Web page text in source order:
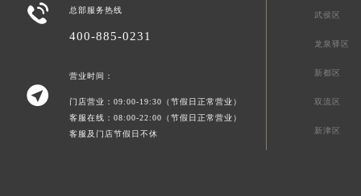
 总部服务热线
400-885-0231

营业时间：
门店营业：09:00-19:30（节假日正常营业）
客服在线：08:00-22:00（节假日正常营业）
客服及门店节假日不休
武侯区
龙泉驿区
新都区
双流区
新津区